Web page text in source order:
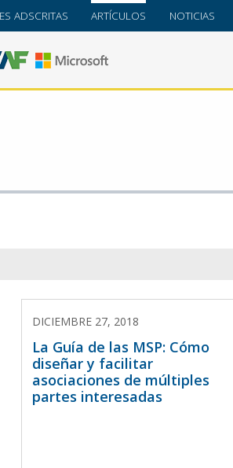
ADSCRITAS ARTÍCULOS NOTICIAS
DICIEMBRE 27, 2018
La Guía de las MSP: Cómo
diseñar y facilitar
asociaciones de múltiples
partes interesadas